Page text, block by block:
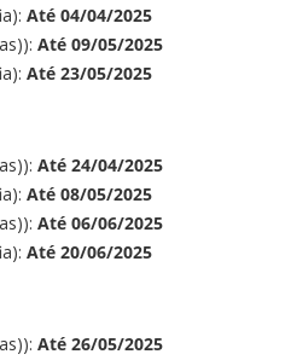
Até 04/04/2025
Até 09/05/2025
Até 23/05/2025
Até 24/04/2025
Até 08/05/2025
Até 06/06/2025
Até 20/06/2025
Até 26/05/2025